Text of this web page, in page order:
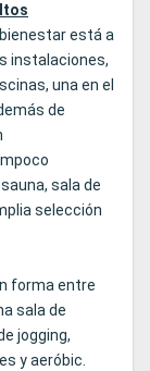
está a
instalaciones,
una en el
de
sala de
selección
forma entre
sala de
jogging,
y aeróbic.